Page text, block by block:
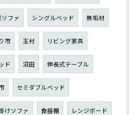
ファ シングルベッド 無垢材
市 玉村 リビング家具
ド 沼田 伸長式テーブル
セミダブルベッド
けソファ 食器棚 レンジボード